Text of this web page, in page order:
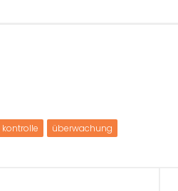
kontrolle überwachung